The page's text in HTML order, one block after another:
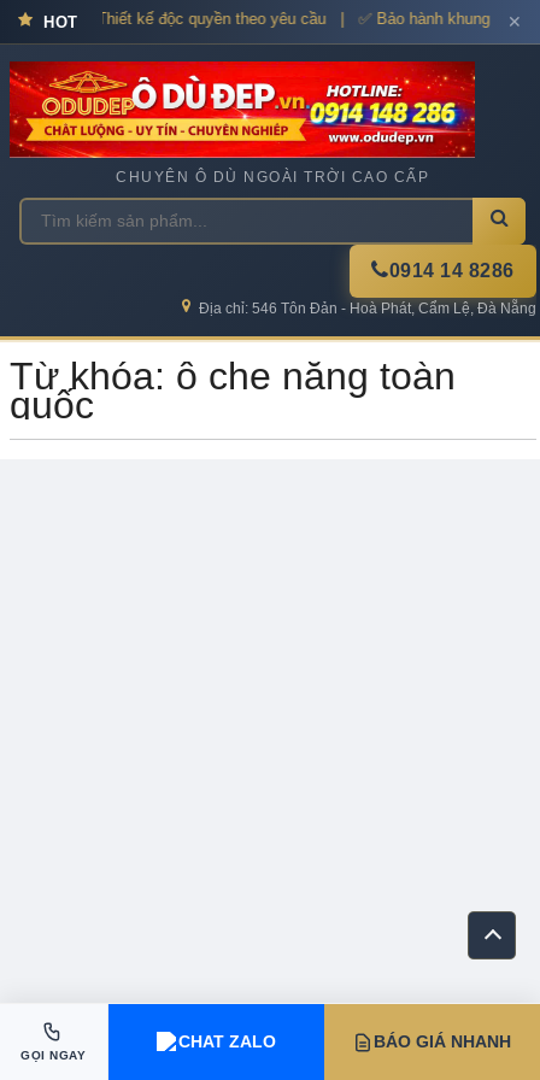
HOT
cao cấp – Thiết kế độc quyền theo yêu cầu | ✅ Bảo hành khung ✕
CHUYÊN Ô DÙ NGOÀI TRỜI CAO CẤP
0914 14 8286
Địa chỉ: 546 Tôn Đản - Hoà Phát, Cẩm Lệ, Đà Nẵng
Từ khóa: ô che nắng toàn
quốc
GỌI NGAY
CHAT ZALO BÁO GIÁ NHANH